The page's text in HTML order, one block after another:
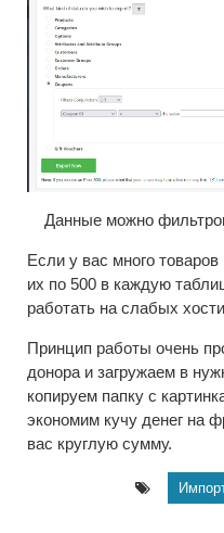
Данные можно
Если у вас много
их по 500 в каждую
работать на слабых
Принцип работы очень
донора и загружаем в
копируем папку с
экономим кучу денег на
вас круглую сумму.